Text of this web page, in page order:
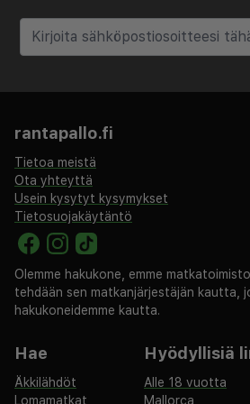
Majoituspaikka veloittaa
suoritettavat maksut.
maksettava 24 tunnin kuluessa
Tässä on mainittu kaikki
ilmoittamat maksut.
Maksu buffetaamiaisesta: noin 14
USD lapsille
Lentokenttäkuljetusmaksu: 25 USD
menopaluu
Aikainen sisäänkirjautuminen on
Myöhäinen uloskirjautuminen on
Yllä oleva luettelo ei ehkä kata
rantapallo.fi
Tietoa meistä
Ota yhteyttä
Usein kysytyt kysymykset
Tietosuojakäytäntö
Olemme hakukone, emme
tehdään sen matkanjärjestäjän kautta,
hakukoneidemme kautta.
Hae
Äkkilähdöt
Lomamatkat
Hyödyllisiä
Alle 18 vuotta
Mallorca